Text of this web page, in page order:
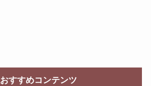
おすすめコンテンツ